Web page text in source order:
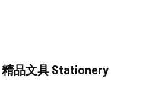
精品文具 Stationery